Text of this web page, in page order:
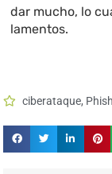
dar mucho, lo
lamentos.
ciberataque,